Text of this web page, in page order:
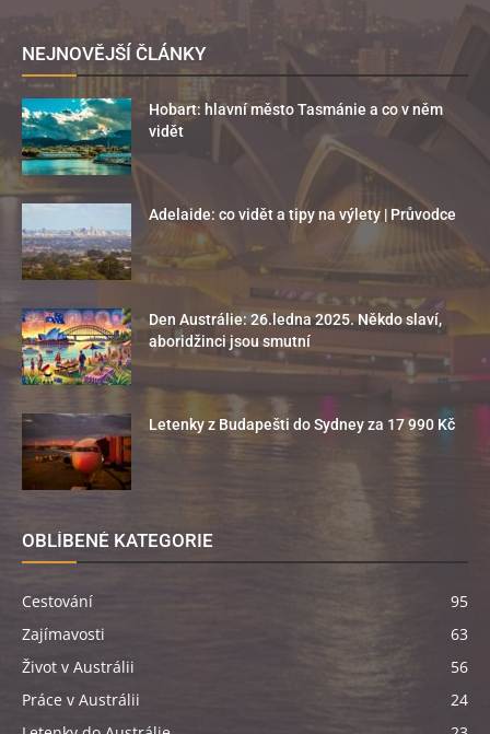
NEJNOVĚJŠÍ ČLÁNKY
Hobart: hlavní město Tasmánie a co v něm
vidět
Adelaide: co vidět a tipy na výlety | Průvodce
Den Austrálie: 26.ledna 2025. Někdo slaví,
aboridžinci jsou smutní
Letenky z Budapešti do Sydney za 17 990 Kč
OBLÍBENÉ KATEGORIE
Cestování
95
Zajímavosti
63
Život v Austrálii
56
Práce v Austrálii
24